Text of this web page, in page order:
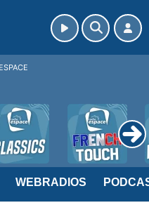
WEBRADIOS